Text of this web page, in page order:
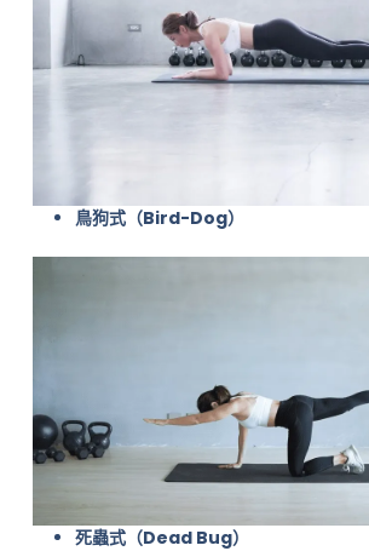
鳥狗式（Bird-Dog）
死蟲式（Dead Bug）